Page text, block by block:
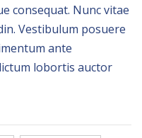
consequat. Nunc vitae
Vestibulum posuere
ante
lobortis auctor